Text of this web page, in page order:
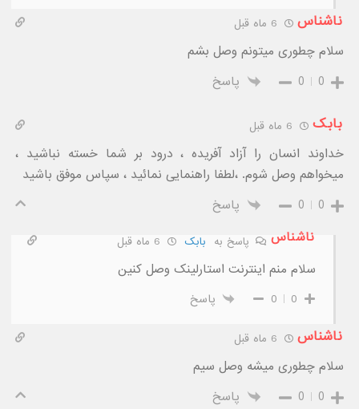
ناشناس
سلام چطوری میتونم وصل بشم
0
0 پاسخ
بابک
خداوند انسان را آزاد آفریده ، درود بر شما خسته‌ نباشید ،
میخواهم وصل شوم. ،لطفا راهنمایی نمائید ، سپاس موفق باشید
0
0
پاسخ
ناشناس
پاسخ به بابک
سلام منم اینترنت استارلینک وصل کنین
0
0 پاسخ
ناشناس
سلام چطوری میشه وصل سیم
0
0
پاسخ